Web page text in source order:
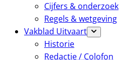
Cijfers & onderzoek
Regels & wetgeving
Vakblad Uitvaart
Historie
Redactie / Colofon